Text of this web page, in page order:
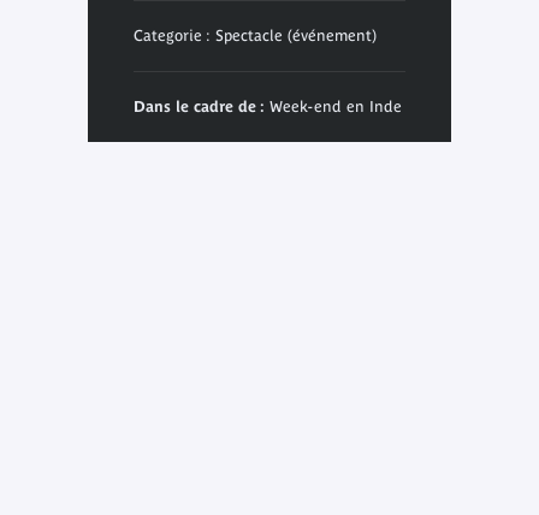
Categorie : Spectacle (événement)
Dans le cadre de : Week-end en Inde